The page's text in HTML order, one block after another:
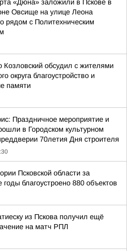
«Дюна» заложили в Пскове в
Овсище на улице Леона
рядом с Политехническим
Козловский обсудил с жителями
округа благоустройство и
памяти
Праздничное мероприятие и
в Городском культурном
70летия Дня строителя
Псковской области за
годы благоустроено 880 объектов
из Пскова получил ещё
на матч РПЛ